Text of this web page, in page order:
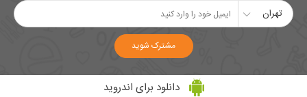
تهران
مشترک شوید
دانلود برای اندروید